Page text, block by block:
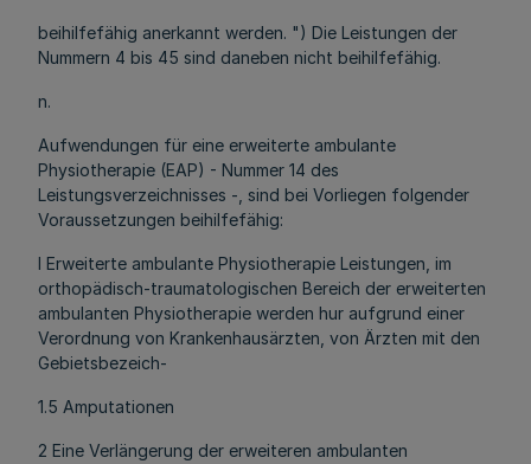
beihilfefähig anerkannt werden. ") Die Leistungen der
Nummern 4 bis 45 sind daneben nicht beihilfefähig.
n.
Aufwendungen für eine erweiterte ambulante
Physiotherapie (EAP) - Nummer 14 des
Leistungsverzeichnisses -, sind bei Vorliegen folgender
Voraussetzungen beihilfefähig:
l Erweiterte ambulante Physiotherapie Leistungen, im
orthopädisch-traumatologischen Bereich der erweiterten
ambulanten Physiotherapie werden hur aufgrund einer
Verordnung von Krankenhausärzten, von Ärzten mit den
Gebietsbezeich-
1.5 Amputationen
2 Eine Verlängerung der erweiteren ambulanten